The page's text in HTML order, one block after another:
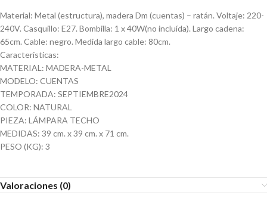
Material: Metal (estructura), madera Dm (cuentas) – ratán. Voltaje: 220-
240V. Casquillo: E27. Bombilla: 1 x 40W(no incluída). Largo cadena:
65cm. Cable: negro. Medida largo cable: 80cm.
Características:
MATERIAL: MADERA-METAL
MODELO: CUENTAS
TEMPORADA: SEPTIEMBRE2024
COLOR: NATURAL
PIEZA: LÁMPARA TECHO
MEDIDAS: 39 cm. x 39 cm. x 71 cm.
PESO (KG): 3
Valoraciones (0)